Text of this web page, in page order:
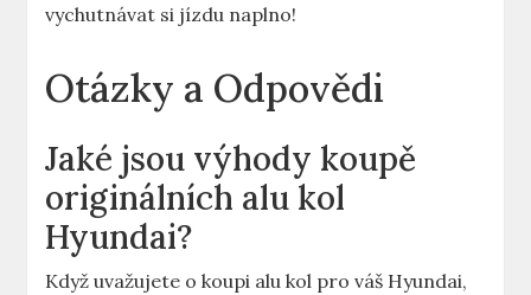
vychutnávat si jízdu naplno!
Otázky a Odpovědi
Jaké jsou výhody koupě
originálních alu kol
Hyundai?
Když uvažujete o koupi alu kol pro váš Hyundai,